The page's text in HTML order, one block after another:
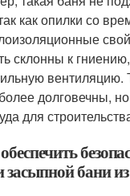
как опилки со
склонны к
долговечны,
для
засыпной бани